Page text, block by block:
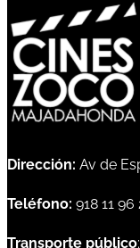
Dirección: Av de
Teléfono: 918 11 96
Transporte público